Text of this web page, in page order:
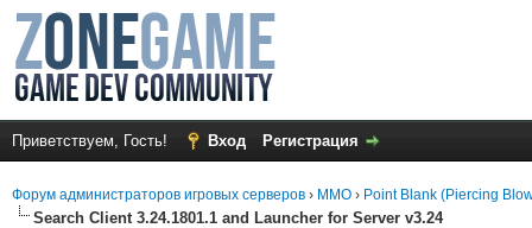
Приветствуем, Гость! Вход Регистрация
Форум администраторов игровых серверов › MMO › Point Blank (Piercing
Search Client 3.24.1801.1 and Launcher for Server v3.24